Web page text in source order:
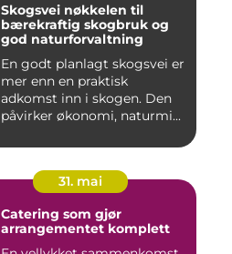
Skogsvei nøkkelen til
bærekraftig skogbruk og
god naturforvaltning
En godt planlagt skogsvei er
mer enn en praktisk
adkomst inn i skogen. Den
påvirker økonomi, naturmi...
31. mai
Catering som gjør
arrangementet komplett